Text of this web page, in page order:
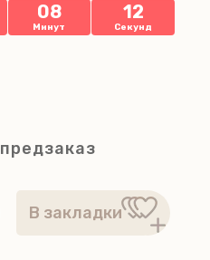
08
Минут
12
Секунд
предзаказ